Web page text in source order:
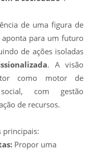
de uma figura de
para um futuro
de ações isoladas
. A visão
como motor de
com gestão
de recursos.
principais:
Propor uma